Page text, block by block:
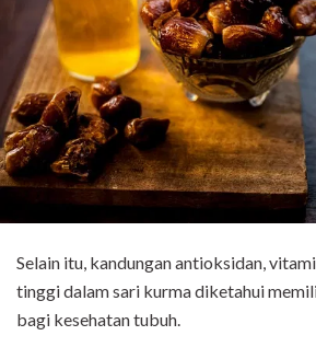
Selain itu, kandungan antioksidan,
tinggi dalam sari kurma diketahui
bagi kesehatan tubuh.